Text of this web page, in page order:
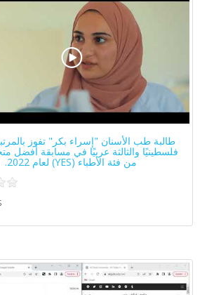
طالبة طب الأسنان "إسراء بكر" تفوز
فلسطينيًا والثالثة عربيًا في مسابقة أفضل
من فئة الأطباء (YES) لعام 2022.